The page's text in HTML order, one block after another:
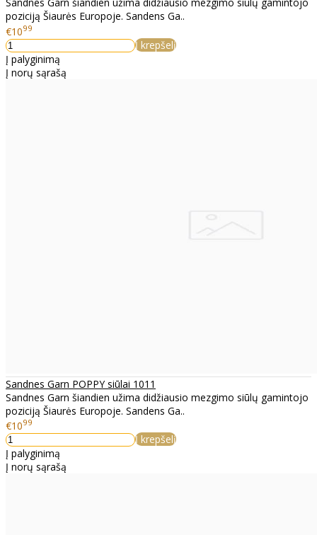
poziciją Šiaurės Europoje. Sandens Ga..
€1099
Į krepšelį
Į palyginimą
Į norų sąrašą
Sandnes Garn POPPY siūlai 1011
Sandnes Garn šiandien užima didžiausio mezgimo siūlų gamintojo
poziciją Šiaurės Europoje. Sandens Ga..
€1099
Į krepšelį
Į palyginimą
Į norų sąrašą